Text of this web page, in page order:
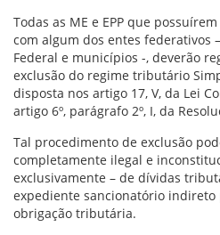
Todas as ME e EPP que
com algum dos entes federativos
Federal e municípios -, deverão
exclusão do regime tributário
disposta nos artigo 17, V, da Lei
artigo 6º, parágrafo 2º, I, da
Tal procedimento de exclusão
completamente ilegal e
exclusivamente – de dívidas
expediente sancionatório
obrigação tributária.